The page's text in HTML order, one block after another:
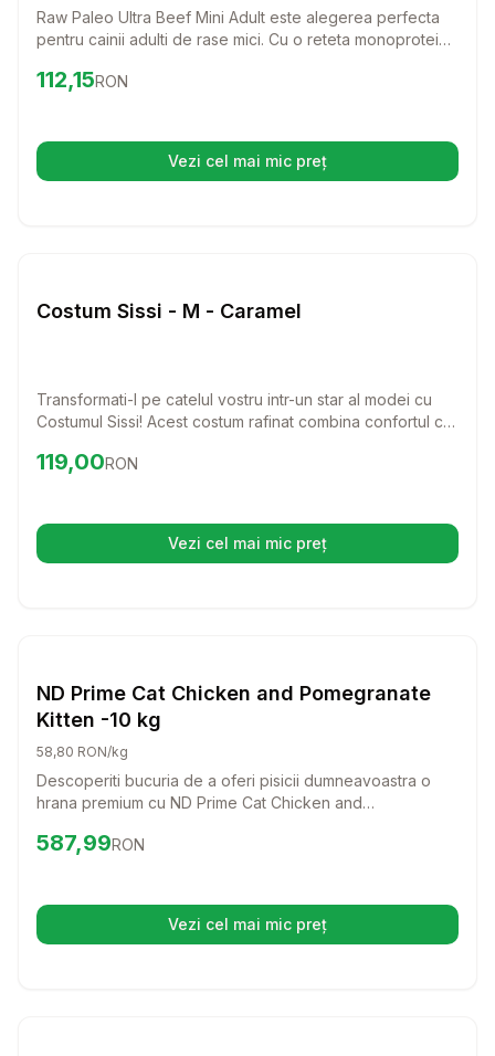
Raw Paleo Ultra Beef Mini Adult este alegerea perfecta
pentru cainii adulti de rase mici. Cu o reteta monoproteica
asigura o alimentatie echilibrata si delicios de sanatoasa
Preț:112.15
112,15RON
Vezi cel mai mic preț(se deschide într-o filă nouă)
Costum Sissi - M - Caramel
Transformati-l pe catelul vostru intr-un star al modei cu
Costumul Sissi! Acest costum rafinat combina confortul cu
Preț:119.00
119,00RON
Vezi cel mai mic preț(se deschide într-o filă nouă)
ND Prime Cat Chicken and Pomegranate
Kitten -10 kg
58,80 RON/kg
Descoperiti bucuria de a oferi pisicii dumneavoastra o
hrana premium cu ND Prime Cat Chicken and
in carne proaspata de pui si ingrediente nutritive, va
Preț: 587.99 RON
587,99RON
Vezi cel mai mic preț(se deschide într-o filă nouă)